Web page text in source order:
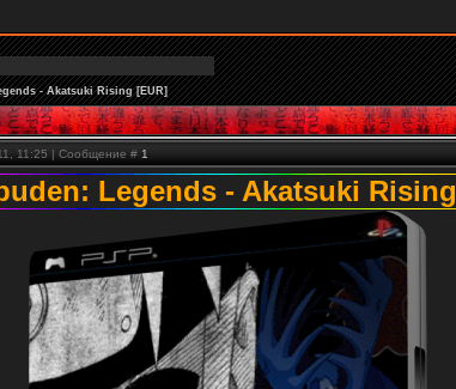
- Akatsuki Rising [EUR]
11:25 | Сообщение # 1
Legends - Akatsuki Rising